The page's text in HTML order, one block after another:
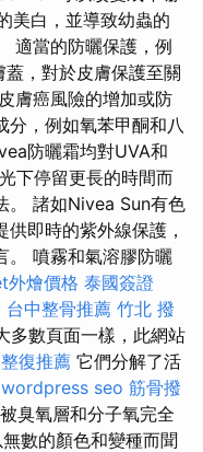
美白，並導致幼蟲的
適當的防曬保護，例
，對於皮膚保護至關
膚癌風險的增加或防
分，例如氧苯甲酮和八
防曬霜均對UVA和
下停留更長的時間而
。 諸如Nivea Sun有色
即時的紫外線保護，
。 噴霧和氣溶膠防曬
外燴價格 泰國簽證
台中整骨推薦 竹北 撥
多數頁面一樣，此網站
復推薦 它們分解了活
wordpress seo 筋骨撥
臭氧層和分子氧完全
數的顏色和變種而聞